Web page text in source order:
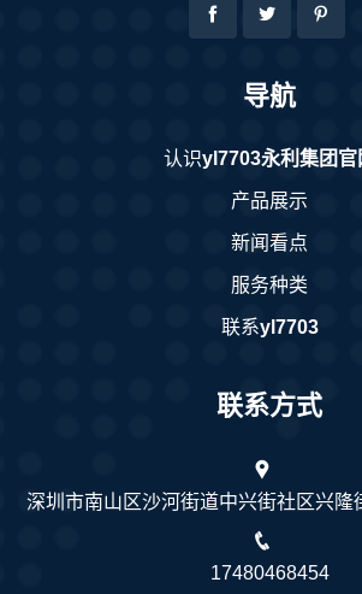
导航
认识yl7703永利集团官
产品展示
新闻看点
服务种类
联系yl7703
联系方式
深圳市南山区沙河街道中兴街社区兴隆
17480468454